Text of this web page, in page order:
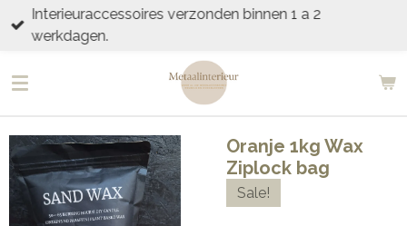
Ga
direct
de
Interieuraccessoires verzonden binnen 1 a 2
werkdagen.
Oranje 1kg Wax
Ziplock bag
Sale!